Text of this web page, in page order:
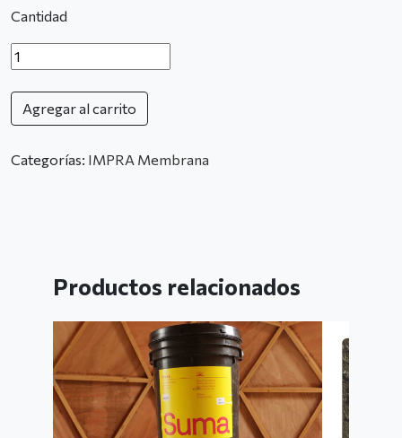
Cantidad
Agregar al carrito
Categorías: IMPRA Membrana
Productos relacionados